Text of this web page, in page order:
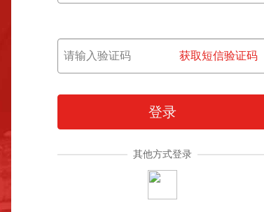
获取短信验证码
登录
其他方式登录